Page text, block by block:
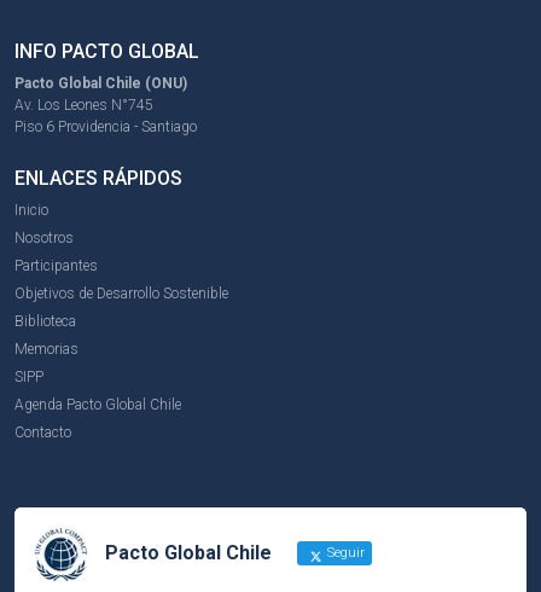
INFO PACTO GLOBAL
Pacto Global Chile (ONU)
Av. Los Leones N°745
Piso 6 Providencia - Santiago
ENLACES RÁPIDOS
Inicio
Nosotros
Participantes
Objetivos de Desarrollo Sostenible
Biblioteca
Memorias
SIPP
Agenda Pacto Global Chile
Contacto
Pacto Global Chile Seguir